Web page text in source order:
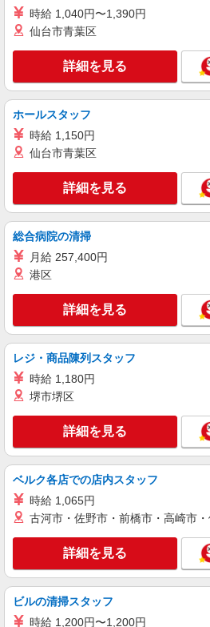
時給 1,040円〜1,390円
仙台市青葉区
詳細を見る
ホールスタッフ
時給 1,150円
仙台市青葉区
詳細を見る
総合病院の清掃
月給 257,400円
港区
詳細を見る
レジ・商品陳列スタッフ
時給 1,180円
堺市堺区
詳細を見る
ベルク各店での店内スタッフ
時給 1,065円
古河市・佐野市・前橋市・高崎市
詳細を見る
ビルの清掃スタッフ
時給 1,200円〜1,200円